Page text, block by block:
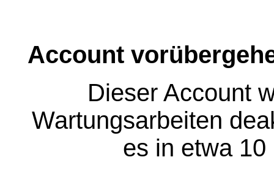
Account
Dieser Account
Wartungsarbeiten
es in etwa